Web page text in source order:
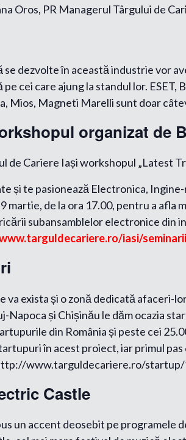
Oros, PR Managerul Târgului de
se dezvolte în această industrie vor
cei care ajung la standul lor.
Mios, Magneti Marelli sunt doar
organizat de
de Cariere Iași workshopul „Latest
și te pasionează Electronica,
martie, de la ora 17.00, pentru a
subansamblelor electronice din
iasi/
va exista și o zonă dedicată afaceri-
Napoca și Chișinău le dăm ocazia
din România și peste cei
în acest proiect, iar primul
www.targuldecariere.ro/startup/
Castle
un accent deosebit pe programele